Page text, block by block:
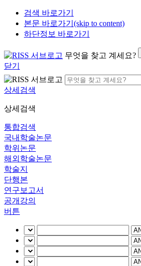
검색 바로가기
본문 바로가기(skip to content)
하단정보 바로가기
무엇을 찾고 계세요?
닫기
상세검색
상세검색
통합검색
국내학술논문
학위논문
해외학술논문
학술지
단행본
연구보고서
공개강의
버튼